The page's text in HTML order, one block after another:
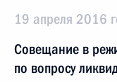
19 апреля 2016
Совещание в
по вопросу